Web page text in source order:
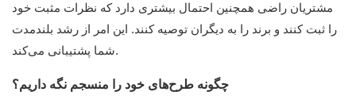
مشتریان راضی همچنین احتمال بیشتری دارد که نظرات مثبت خود
را ثبت کنند و برند را به دیگران توصیه کنند. این امر از رشد بلندمدت
شما پشتیبانی می‌کند.
چگونه طرح‌های خود را منسجم نگه داریم؟